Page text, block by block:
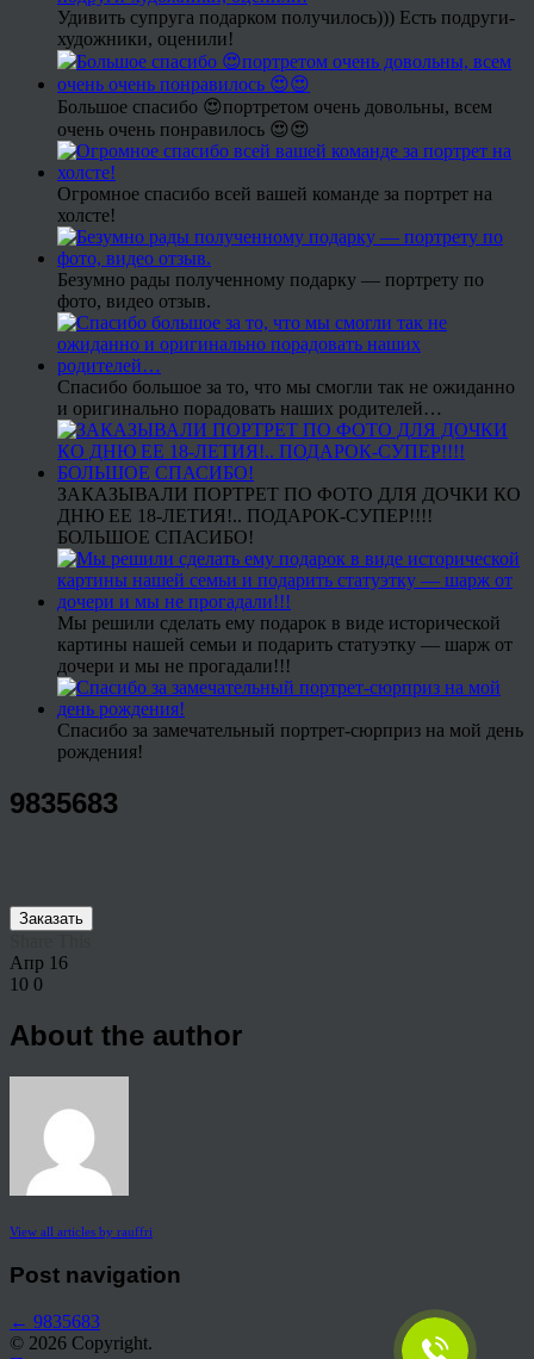
Удивить супруга подарком получилось))) Есть подруги-
художники, оценили!
Большое спасибо 😍портретом очень довольны, всем
очень очень понравилось 😍😍
Огромное спасибо всей вашей команде за портрет на
холсте!
Безумно рады полученному подарку — портрету по
фото, видео отзыв.
Спасибо большое за то, что мы смогли так не ожиданно
и оригинально порадовать наших родителей…
ЗАКАЗЫВАЛИ ПОРТРЕТ ПО ФОТО ДЛЯ ДОЧКИ КО
ДНЮ ЕЕ 18-ЛЕТИЯ!.. ПОДАРОК-СУПЕР!!!!
БОЛЬШОЕ СПАСИБО!
Мы решили сделать ему подарок в виде исторической
картины нашей семьи и подарить статуэтку — шарж от
дочери и мы не прогадали!!!
Спасибо за замечательный портрет-сюрприз на мой день
рождения!
9835683
Заказать
Апр 16
10 0
About the author
View all articles by rauffri
Post navigation
← 9835683
© 2026 Copyright.